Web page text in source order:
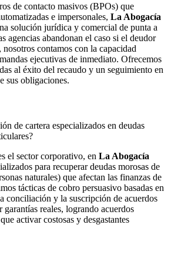
de contacto masivos (BPOs) que
e impersonales, La Abogacía
solución jurídica y comercial de punta a
agencias abandonan el caso si el deudor
contamos con la capacidad
ejecutivas de inmediato. Ofrecemos
al éxito del recaudo y un seguimiento en
sus obligaciones.
de cartera especializados en deudas
el sector corporativo, en La Abogacía
para recuperar deudas morosas de
naturales) que afectan las finanzas de
tácticas de cobro persuasivo basadas en
conciliación y la suscripción de acuerdos
garantías reales, logrando acuerdos
activar costosas y desgastantes